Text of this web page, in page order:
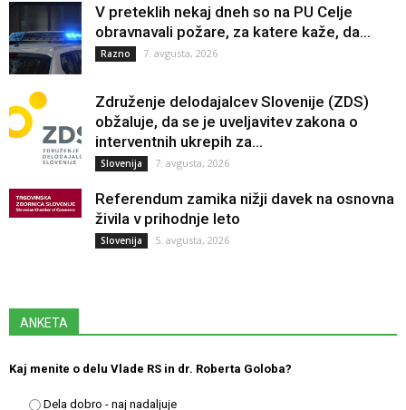
V preteklih nekaj dneh so na PU Celje
obravnavali požare, za katere kaže, da...
Razno 7. avgusta, 2026
Združenje delodajalcev Slovenije (ZDS)
obžaluje, da se je uveljavitev zakona o
interventnih ukrepih za...
Slovenija 7. avgusta, 2026
Referendum zamika nižji davek na osnovna
živila v prihodnje leto
Slovenija 5. avgusta, 2026
ANKETA
Kaj menite o delu Vlade RS in dr. Roberta Goloba?
Dela dobro - naj nadaljuje